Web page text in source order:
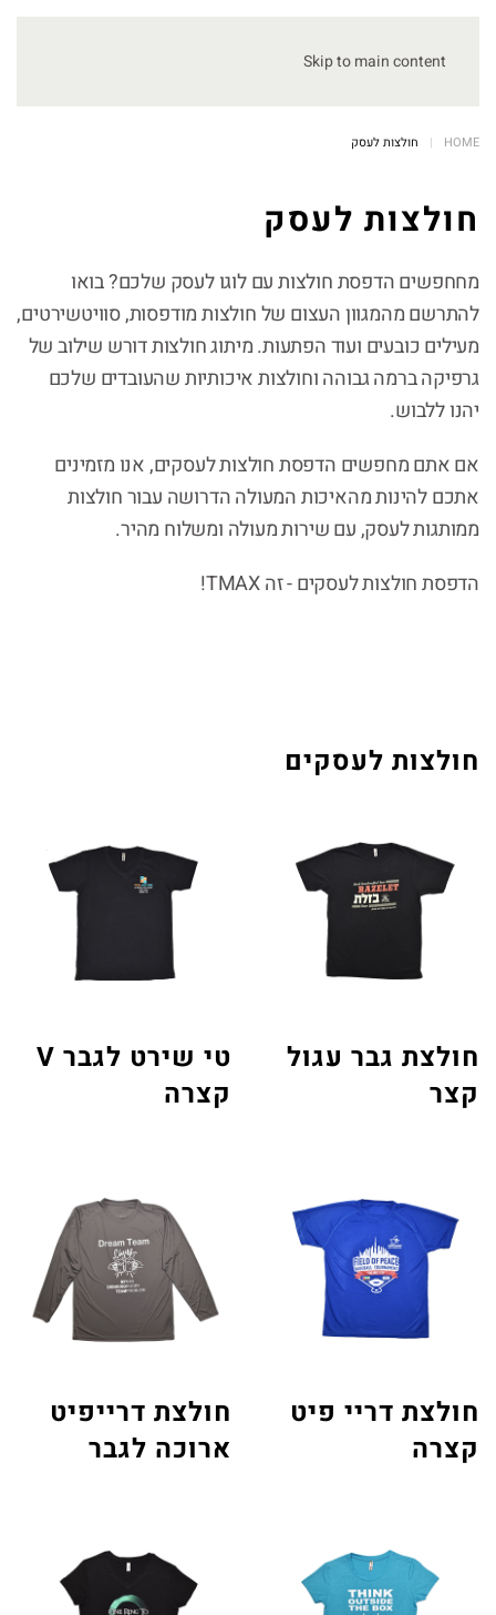
Skip to main content
HOME חולצות לעסק
חולצות לעסק
מחחפשים הדפסת חולצות עם לוגו לעסק שלכם? בואו
להתרשם מהמגוון העצום של חולצות מודפסות, סוויטשירטים,
מעילים כובעים ועוד הפתעות. מיתוג חולצות דורש שילוב של
גרפיקה ברמה גבוהה וחולצות איכותיות שהעובדים שלכם
יהנו ללבוש.
אם אתם מחפשים הדפסת חולצות לעסקים, אנו מזמינים
אתכם להינות מהאיכות המעולה הדרושה עבור חולצות
ממותגות לעסק, עם שירות מעולה ומשלוח מהיר.
הדפסת חולצות לעסקים - זה TMAX!
חולצות לעסקים
חולצת גבר עגול
קצר
טי שירט לגבר V
קצרה
חולצת דריי פיט
קצרה
חולצת דרייפיט
ארוכה לגבר